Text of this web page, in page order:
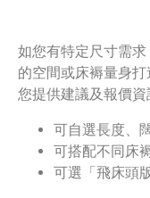
如您有特定尺寸需
的空間或床褥量身
您提供建議及報價資
可自選長度、
可搭配不同床
可選「飛床頭